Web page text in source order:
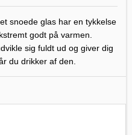
snoede glas har en tykkelse
godt på varmen.
sig fuldt ud og giver dig
du drikker af den.